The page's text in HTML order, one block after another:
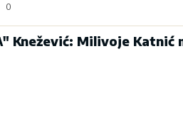
0
Knežević: Milivoje